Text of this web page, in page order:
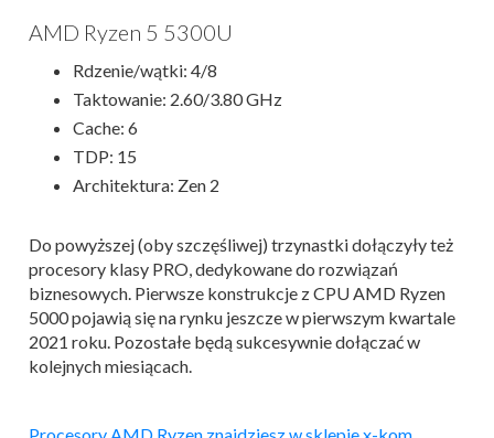
AMD Ryzen 5 5300U
Rdzenie/wątki: 4/8
Taktowanie: 2.60/3.80 GHz
Cache: 6
TDP: 15
Architektura: Zen 2
Do powyższej (oby szczęśliwej) trzynastki dołączyły też
procesory klasy PRO, dedykowane do rozwiązań
biznesowych. Pierwsze konstrukcje z CPU AMD Ryzen
5000 pojawią się na rynku jeszcze w pierwszym kwartale
2021 roku. Pozostałe będą sukcesywnie dołączać w
kolejnych miesiącach.